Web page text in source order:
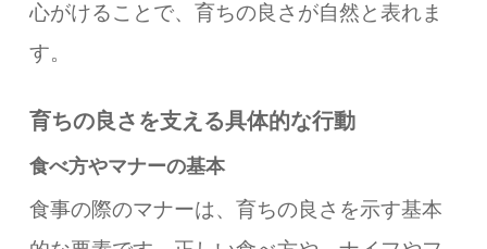
心がけることで、育ちの良さが自然と表れま
す。
育ちの良さを支える具体的な行動
食べ方やマナーの基本
食事の際のマナーは、育ちの良さを示す基本